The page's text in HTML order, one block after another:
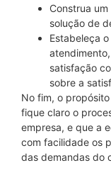
Construa
solução de
Estabeleça
satisfação
sobre a
No fim, o
fique claro o
empresa, e que a
com facilidade os
das demandas do